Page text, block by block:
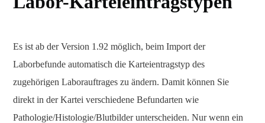
Es ist ab der Version 1.92 möglich, beim Import der
Laborbefunde automatisch die Karteientragstyp des
zugehörigen Laborauftrages zu ändern. Damit können Sie
direkt in der Kartei verschiedene Befundarten wie
Pathologie/Histologie/Blutbilder unterscheiden. Nur wenn ein